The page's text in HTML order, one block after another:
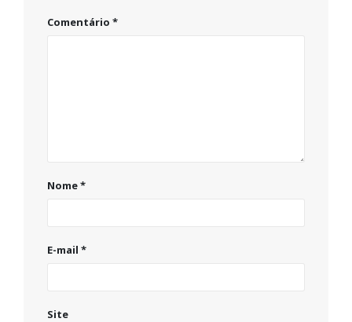
Comentário *
Nome*
E-mail *
Site